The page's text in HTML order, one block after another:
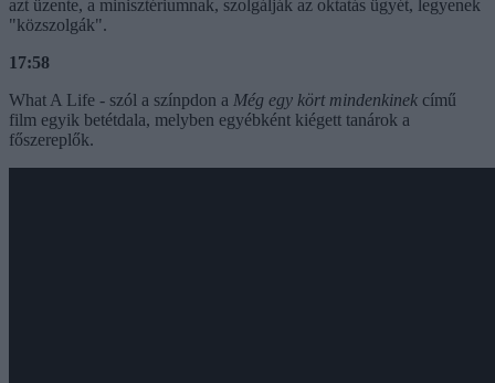
azt üzente, a minisztériumnak, szolgálják az oktatás ügyét, legyenek
"közszolgák".
17:58
What A Life - szól a színpdon a Még egy kört mindenkinek című
film egyik betétdala, melyben egyébként kiégett tanárok a
főszereplők.